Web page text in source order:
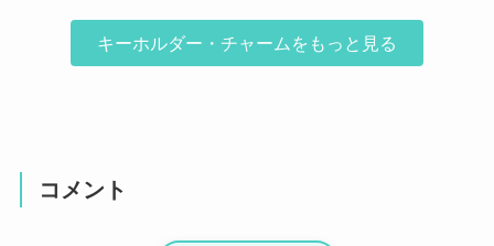
キーホルダー・チャームをもっと見る
コメント